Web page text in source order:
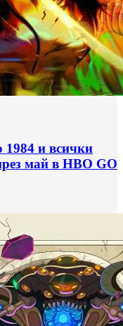
1984 и всички
май в HBO GO